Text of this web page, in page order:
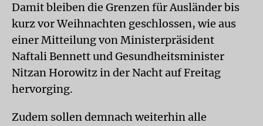
Damit bleiben die Grenzen für Ausländer bis
kurz vor Weihnachten geschlossen, wie aus
einer Mitteilung von Ministerpräsident
Naftali Bennett und Gesundheitsminister
Nitzan Horowitz in der Nacht auf Freitag
hervorging.
Zudem sollen demnach weiterhin alle